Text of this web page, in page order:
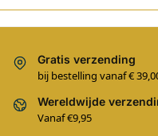
Gratis verzending
bij bestelling vanaf €
Wereldwijde
Vanaf €9,95